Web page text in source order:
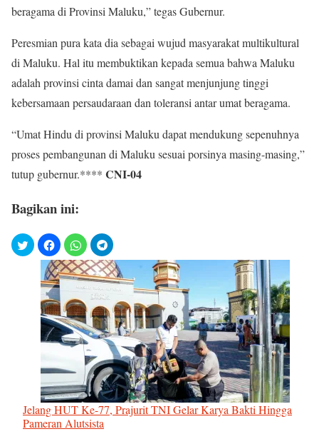
beragama di Provinsi Maluku,” tegas Gubernur.
Peresmian pura kata dia sebagai wujud masyarakat multikultural
di Maluku. Hal itu membuktikan kepada semua bahwa Maluku
adalah provinsi cinta damai dan sangat menjunjung tinggi
kebersamaan persaudaraan dan toleransi antar umat beragama.
“Umat Hindu di provinsi Maluku dapat mendukung sepenuhnya
proses pembangunan di Maluku sesuai porsinya masing-masing,”
tutup gubernur.**** CNI-04
Bagikan ini:
Jelang HUT Ke-77, Prajurit TNI Gelar Karya Bakti Hingga
Pameran Alutsista